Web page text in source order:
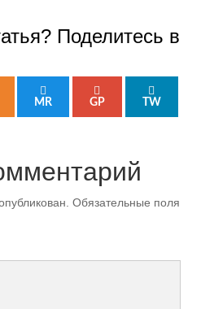
Поделитесь в
MR GP TW
Обязательные поля